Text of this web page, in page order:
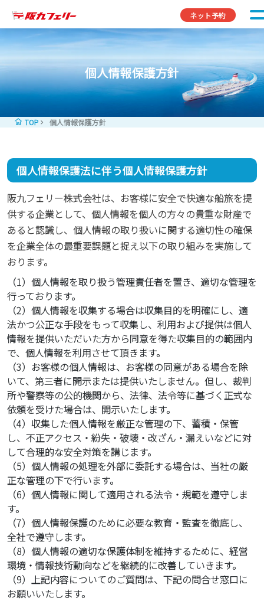
ネット予約
個人情報保護方針
TOP 個人情報保護方針
個人情報保護法に伴う個人情報保護方針
阪九フェリー株式会社は、お客様に安全で快適な船旅を提
供する企業として、個人情報を個人の方々の貴重な財産で
あると認識し、個人情報の取り扱いに関する適切性の確保
を企業全体の最重要課題と捉え以下の取り組みを実施して
おります。
（1）個人情報を取り扱う管理責任者を置き、適切な管理を
行っております。
（2）個人情報を収集する場合は収集目的を明確にし、適
法かつ公正な手段をもって収集し、利用および提供は個人
情報を提供いただいた方から同意を得た収集目的の範囲内
で、個人情報を利用させて頂きます。
（3）お客様の個人情報は、お客様の同意がある場合を除
いて、第三者に開示または提供いたしません。但し、裁判
所や警察等の公的機関から、法律、法令等に基づく正式な
依頼を受けた場合は、開示いたします。
（4）収集した個人情報を厳正な管理の下、蓄積・保管
し、不正アクセス・紛失・破壊・改ざん・漏えいなどに対
して合理的な安全対策を講じます。
（5）個人情報の処理を外部に委託する場合は、当社の厳
正な管理の下で行います。
（6）個人情報に関して適用される法令・規範を遵守しま
す。
（7）個人情報保護のために必要な教育・監査を徹底し、
全社で遵守します。
（8）個人情報の適切な保護体制を維持するために、経営
環境・情報技術動向などを継続的に改善していきます。
（9）上記内容についてのご質問は、下記の問合せ窓口に
お願いいたします。